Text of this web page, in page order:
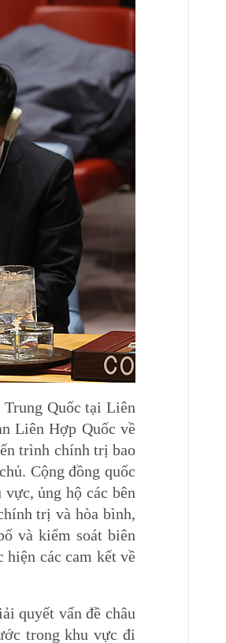
Quốc tại Liên
Liên Hợp Quốc về
trình chính trị bao
Cộng đồng quốc
ủng hộ các bên
trị và hòa bình,
và kiểm soát biên
hiện các cam kết về
quyết vấn đề châu
trong khu vực đi